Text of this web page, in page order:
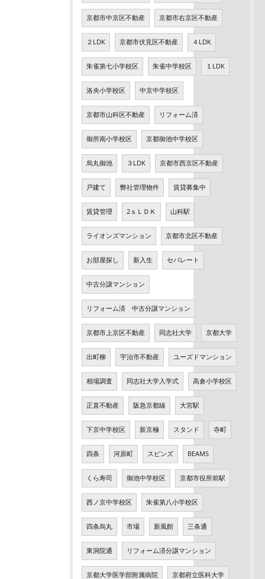
京都市中京区不動産 京都市右京区不動産
２LDK 京都市伏見区不動産 ４LDK
朱雀第七小学校区 朱雀中学校区 １LDK
洛央小学校区 中京中学校区
京都市山科区不動産 リフォーム済
御所南小学校区 京都御池中学校区
烏丸御池 ３LDK 京都市西京区不動産
戸建て 弊社管理物件 賃貸募集中
賃貸管理 2ｓＬＤＫ 山科駅
ライオンズマンション 京都市北区不動産
お部屋探し 新入生 セパレート
中古分譲マンション
リフォーム済 中古分譲マンション
京都市上京区不動産 同志社大学 京都大学
出町柳 宇治市不動産 ユーズドマンション
相場調査 同志社大学入学式 高倉小学校区
正直不動産 阪急京都線 大宮駅
下京中学校区 新京極 スタンド 寺町
四条 河原町 スピンズ BEAMS
くら寿司 御池中学校区 京都市役所前駅
西ノ京中学校区 朱雀第八小学校区
四条烏丸 市場 新風館 三条通
東洞院通 リフォーム済分譲マンション
京都大学医学部附属病院 京都府立医科大学